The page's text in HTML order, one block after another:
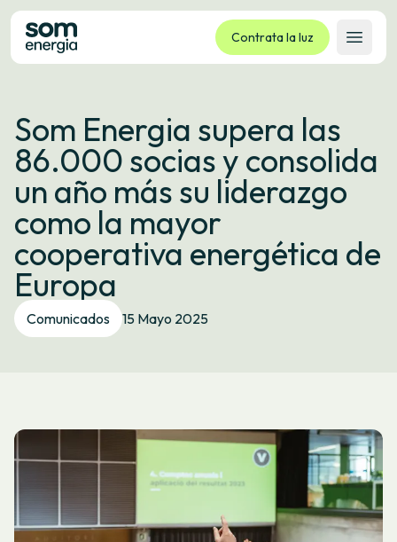
Contrata la luz
Abrir
Tarifas
Servicios
Empresas
La cooperativa
Contacto
Trámites
Oficina virtual
Idioma: ES CA GL EU
Som Energia supera las
86.000 socias y consolida
un año más su liderazgo
como la mayor
cooperativa energética de
Europa
Comunicados 15 Mayo 2025